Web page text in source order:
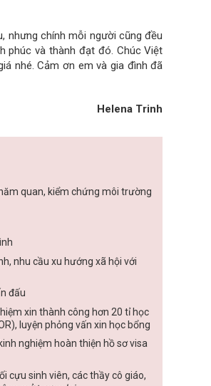
nhưng chính mỗi người cũng đều
phúc và thành đạt đó. Chúc Việt
nhé. Cảm ơn em và gia đình đã
Helena Trinh
quan, kiểm chứng môi trường
nhu cầu xu hướng xã hội với
đấu
xin thành công hơn 20 tỉ học
luyện phỏng vấn xin học bổng
nghiệm hoàn thiện hồ sơ visa
cựu sinh viên, các thầy cô giáo,